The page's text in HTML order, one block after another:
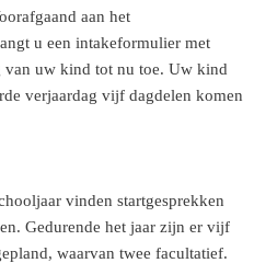
aan het
u een intakeformulier met
uw kind tot nu toe. Uw kind
verjaardag vijf dagdelen komen
vinden startgesprekken
Gedurende het jaar zijn er vijf
waarvan twee facultatief.